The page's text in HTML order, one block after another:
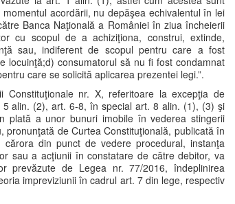
acordării, nu depăşea echivalentul în lei
Banca Naţională a României în ziua încheierii
cu scopul de a achiziţiona, construi, extinde,
sau, indiferent de scopul pentru care a fost
locuinţă;d) consumatorul să nu fi fost condamnat
care se solicită aplicarea prezentei legi.”.
Constituţionale nr. X, referitoare la excepţia de
alin. (2), art. 6-8, în special art. 8 alin. (1), (3) şi
a unor bunuri imobile în vederea stingerii
de Curtea Constituţională, publicată în
din punct de vedere procedural, instanţa
sau a acţiunii în constatare de către debitor, va
prevăzute de Legea nr. 77/2016, îndeplinirea
impreviziunii în cadrul art. 7 din lege, respectiv